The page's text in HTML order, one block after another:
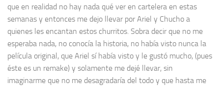
que en realidad no hay nada qué ver en cartelera en estas
semanas y entonces me dejo llevar por Ariel y Chucho a
quienes les encantan estos churritos. Sobra decir que no me
esperaba nada, no conocía la historia, no había visto nunca la
película original, que Ariel sí había visto y le gustó mucho, (pues
éste es un remake) y solamente me dejé llevar, sin
imaginarme que no me desagradaría del todo y que hasta me